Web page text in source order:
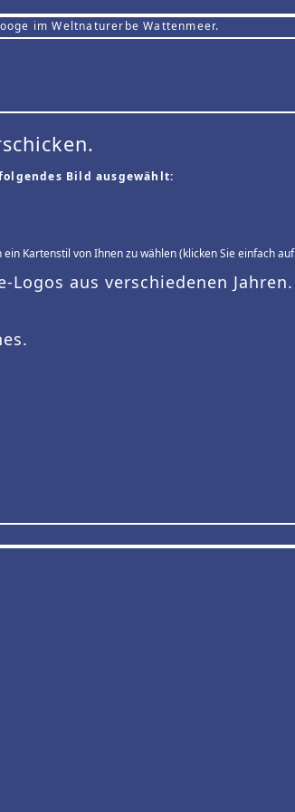
im Weltnaturerbe Wattenmeer.
Bild ausgewählt:
ein Kartenstil von Ihnen zu wählen (klicken Sie einfach
Logos aus verschiedenen Jahren.